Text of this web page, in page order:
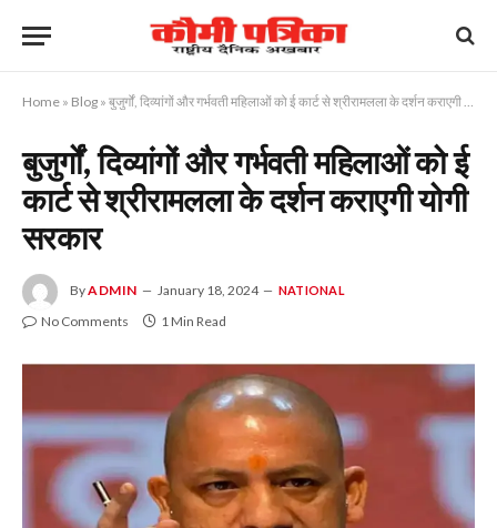
Home » Blog » बुजुर्गों, दिव्यांगों और गर्भवती महिलाओं को ई कार्ट से श्रीरामलला के दर्शन कराएगी योगी सरकार
बुजुर्गों, दिव्यांगों और गर्भवती महिलाओं को ई
कार्ट से श्रीरामलला के दर्शन कराएगी योगी
सरकार
ByADMIN January 18, 2024 NATIONAL
No Comments 1 Min Read